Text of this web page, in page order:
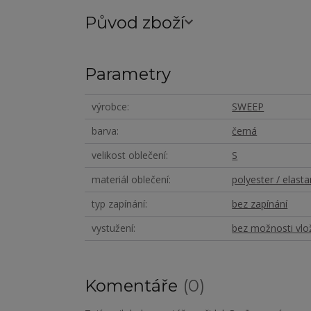
Původ zboží
Parametry
výrobce
SWEEP
barva
černá
velikost oblečení
S
materiál oblečení
polyester /
typ zapínání
bez zapínání
vystužení
bez možnosti
Komentáře 0